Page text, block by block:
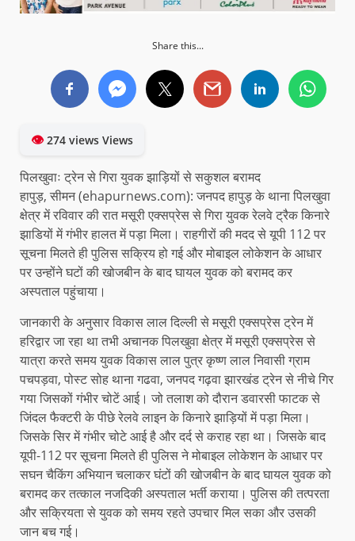
Share this...
👁274 views Views
पिलखुवाः ट्रेन से गिरा युवक झाड़ियों से सकुशल बरामद
हापुड़, सीमन (ehapurnews.com): जनपद हापुड़ के थाना पिलखुवा
क्षेत्र में रविवार की रात मसूरी एक्सप्रेस से गिरा युवक रेलवे ट्रैक किनारे
झाडियों में गंभीर हालत में पड़ा मिला। राहगीरों की मदद से यूपी 112 पर
सूचना मिलते ही पुलिस सक्रिय हो गई और मोबाइल लोकेशन के आधार
पर उन्होंने घटों की खोजबीन के बाद घायल युवक को बरामद कर
अस्पताल पहुंचाया।
जानकारी के अनुसार विकास लाल दिल्ली से मसूरी एक्सप्रेस ट्रेन में
हरिद्वार जा रहा था तभी अचानक पिलखुवा क्षेत्र में मसूरी एक्सप्रेस से
यात्रा करते समय युवक विकास लाल पुत्र कृष्ण लाल निवासी ग्राम
पचपड़वा, पोस्ट सोह थाना गढवा, जनपद गढ़वा झारखंड ट्रेन से नीचे गिर
गया जिसकों गंभीर चोटें आई। जो तलाश को दौरान डवारसी फाटक से
जिंदल फैक्टरी के पीछे रेलवे लाइन के किनारे झाड़ियों में पड़ा मिला।
जिसके सिर में गंभीर चोटे आई है और दर्द से कराह रहा था। जिसके बाद
यूपी-112 पर सूचना मिलते ही पुलिस ने मोबाइल लोकेशन के आधार पर
सघन चैकिंग अभियान चलाकर घंटों की खोजबीन के बाद घायल युवक को
बरामद कर तत्काल नजदिकी अस्पताल भर्ती कराया। पुलिस की तत्परता
और सक्रियता से युवक को समय रहते उपचार मिल सका और उसकी
जान बच गई।